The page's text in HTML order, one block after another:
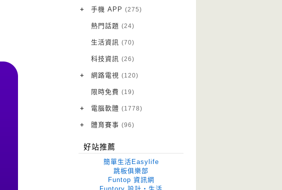
字體下載
網站推薦
iOS 遊戲
網頁遊戲
電腦遊戲
+ 手機 APP (275)
Android 軟體
iOS 軟體
Root 相關
越獄JB
熱門話題 (24)
生活資訊 (70)
科技資訊 (26)
+ 網路電視 (120)
電視影集
電視節目
限時免費 (19)
+ 電腦軟體 (1778)
作業系統
優化軟體 (38)
光碟工具 (33)
免安裝 (641)
+ 體育賽事 (96)
好站推薦
簡單生活Easylife
跳板俱樂部
Funtop 資訊網